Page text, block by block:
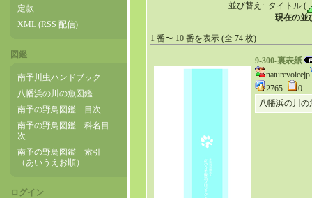
定款
XML (RSS 配信)
図鑑
南予川虫ハンドブック
八幡浜の川の魚図鑑
南予の野鳥図鑑 目次
南予の野鳥図鑑 科名目
次
南予の野鳥図鑑 索引
（あいうえお順）
ログイン
並び替え: タイトル (
現在の並
1 番〜 10 番を表示 (全 74 枚)
9-300-裏表紙
naturevoicejp
2765
0
八幡浜の川